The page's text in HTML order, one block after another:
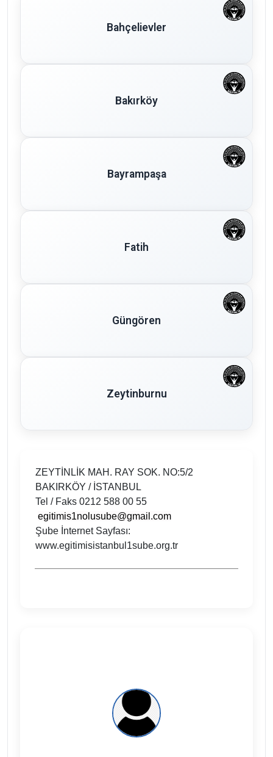
Bahçelievler
Bakırköy
Bayrampaşa
Fatih
Güngören
Zeytinburnu
ZEYTİNLİK MAH. RAY SOK. NO:5/2
BAKIRKÖY / İSTANBUL
Tel / Faks 0212 588 00 55
egitimis1nolusube@gmail.com
Şube İnternet Sayfası:
www.egitimisistanbul1sube.org.tr